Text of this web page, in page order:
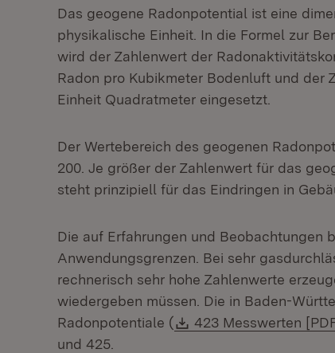
Das geogene Radonpotential ist eine
physikalische Einheit. In die Formel zur
wird der Zahlenwert der
Radon pro Kubikmeter Bodenluft und der
Einheit Quadratmeter eingesetzt.
Der Wertebereich des geogenen
200. Je größer der Zahlenwert für das
steht prinzipiell für das Eindringen in
Die auf Erfahrungen und Beobachtungen
Anwendungsgrenzen. Bei sehr
rechnerisch sehr hohe Zahlenwerte
wiedergeben müssen. Die in Baden-
Radonpotentiale (
Download:
423 Messwerten
und 425.